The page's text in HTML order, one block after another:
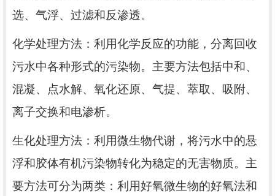
选、气浮、过滤和反渗透。
化学处理方法：利用化学反应的功能，分离回收
污水中各种形式的污染物。主要方法包括中和、
混凝、点水解、氧化还原、气提、萃取、吸附、
离子交换和电渗析。
生化处理方法：利用微生物代谢，将污水中的悬
浮和胶体有机污染物转化为稳定的无害物质。主
要方法可分为两类：利用好氧微生物的好氧法和